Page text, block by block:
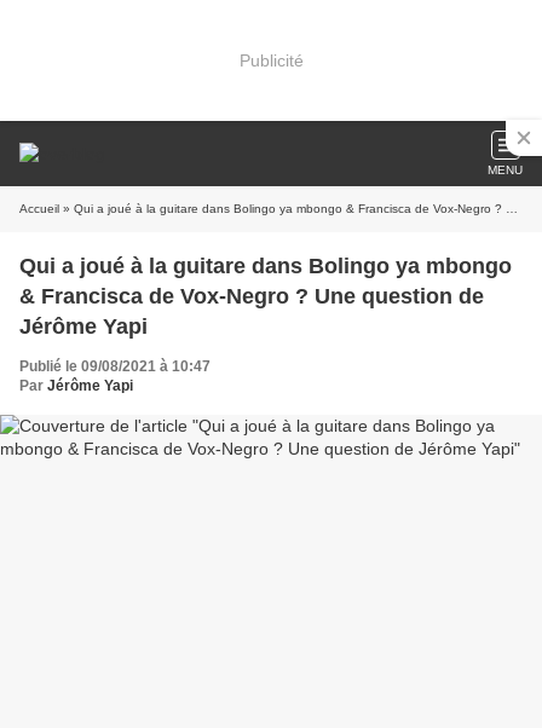
Publicité
MENU
Accueil » Qui a joué à la guitare dans Bolingo ya mbongo & Francisca de Vox-Negro ? Une question de Jérôme Yapi
Qui a joué à la guitare dans Bolingo ya mbongo
& Francisca de Vox-Negro ? Une question de
Jérôme Yapi
Publié le 09/08/2021 à 10:47
Par Jérôme Yapi